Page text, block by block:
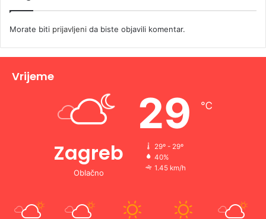
Morate biti prijavljeni da biste objavili komentar.
Vrijeme
Zagreb
Oblačno
29 ℃
29º - 29º
40%
1.45 km/h